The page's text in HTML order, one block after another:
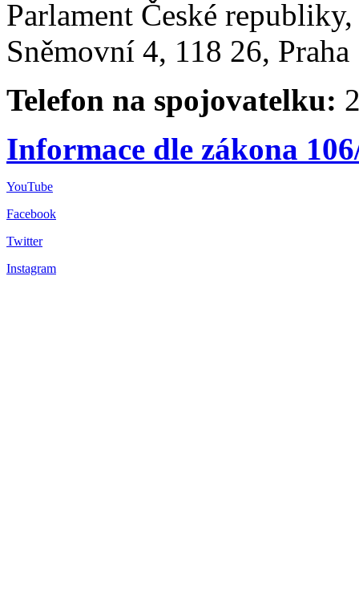
Parlament České
Sněmovní 4, 118 26,
Telefon na spojovatelku:
Informace dle zákona
YouTube
Facebook
Twitter
Instagram